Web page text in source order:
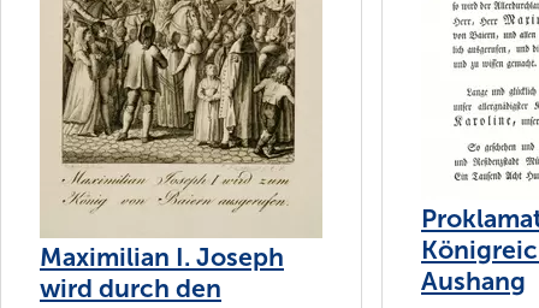
Maximilian I. Joseph
wird durch den
Aushang